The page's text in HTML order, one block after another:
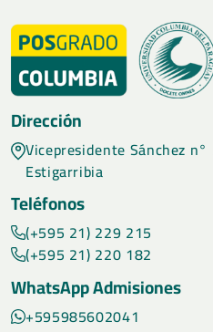
Dirección
Vicepresidente Sánchez
Estigarribia
Teléfonos
(+595 21) 229 215
(+595 21) 220 182
WhatsApp Admisiones
+595985602041